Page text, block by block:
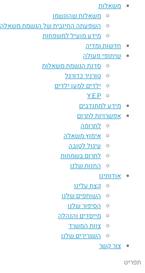
משאלות
משאלות שהוגשמו
השפעתה החיובית של הגשמת משאלה​
מידע מועיל למשפחות
חדשות ומדיה
שיתופי פעולה
סדנת הגשמת משאלות
טורניר כדורגל
ילדים למען ילדים
Y.E.P
מידע למתנדבים
אפשרויות לתרום
לתרומה
אימוץ משאלה
עיגול לטובה
לתרום בשמחות
החנות שלנו
אודותינו
קצת עלינו
השותפים שלנו
הסיפור שלנו
מייסדים והנהלה
צוות המשרד
השגרירים שלנו
צור קשר
תפריט